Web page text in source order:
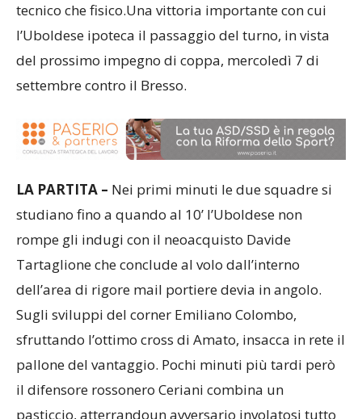
tecnico che fisico.Una vittoria importante con cui
l’Uboldese ipoteca il passaggio del turno, in vista
del prossimo impegno di coppa, mercoledì 7 di
settembre contro il Bresso.
Nei primi minuti le due squadre si
studiano fino a quando al 10’ l’Uboldese non
rompe gli indugi con il neoacquisto Davide
Tartaglione che conclude al volo dall’interno
dell’area di rigore mail portiere devia in angolo.
Sugli sviluppi del corner Emiliano Colombo,
pallone del vantaggio. Pochi minuti più tardi però